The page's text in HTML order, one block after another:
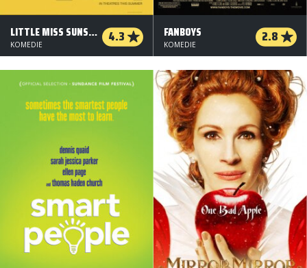
LITTLE MISS SUNSHINE 4.3
KOMEDIE
FANBOYS 2.8
KOMEDIE